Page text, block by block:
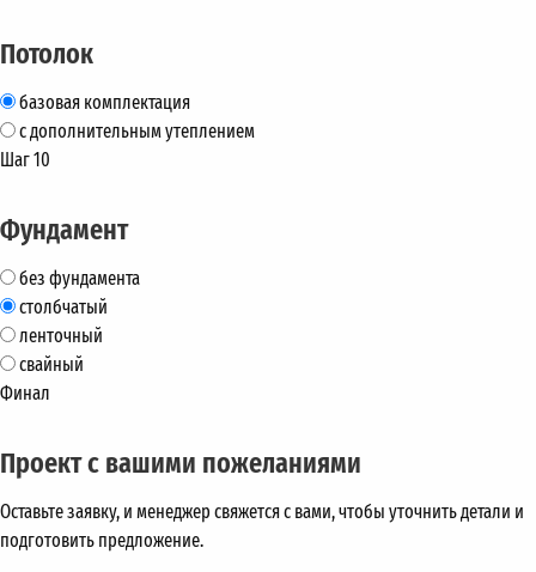
Потолок
базовая комплектация
с дополнительным утеплением
Шаг 10
Фундамент
без фундамента
столбчатый
ленточный
свайный
Финал
Проект с вашими пожеланиями
Оставьте заявку, и менеджер свяжется с вами, чтобы уточнить детали и
подготовить предложение.